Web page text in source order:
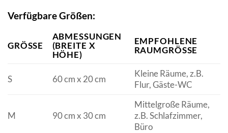
Verfügbare Größen:
GRÖSSE
ABMESSUNGEN
(BREITE X
HÖHE)
EMPFOHLENE
RAUMGRÖSSE
S 60 cm x 20 cm
Kleine Räume, z.B.
Flur, Gäste-WC
M 90 cm x 30 cm
Mittelgroße Räume,
z.B. Schlafzimmer,
Büro